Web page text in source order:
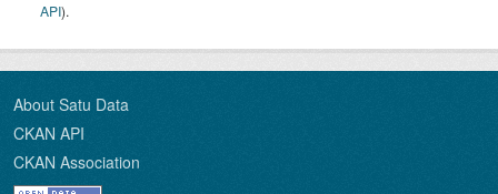
API).
About Satu Data
CKAN API
CKAN Association